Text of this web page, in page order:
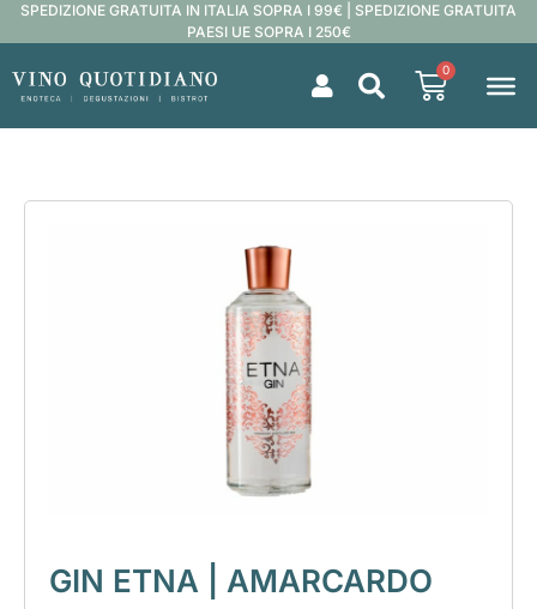
SPEDIZIONE GRATUITA IN ITALIA SOPRA I 99€ | SPEDIZIONE GRATUITA
PAESI UE SOPRA I 250€
0
GIN ETNA | AMARCARDO